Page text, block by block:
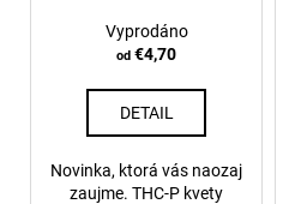
Vyprodáno
od €4,70
DETAIL
Novinka, ktorá vás naozaj
zaujme. THC-P kvety